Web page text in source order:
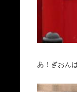
あ！ぎおん